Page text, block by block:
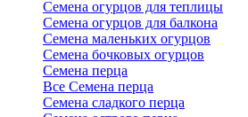
Семена огурцов для теплицы
Семена огурцов для балкона
Семена маленьких огурцов
Семена бочковых огурцов
Семена перца
Все Семена перца
Семена сладкого перца